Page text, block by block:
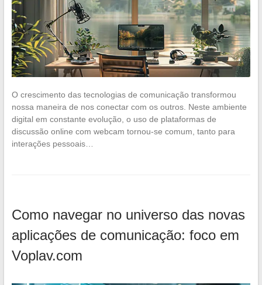
O crescimento das tecnologias de comunicação transformou
nossa maneira de nos conectar com os outros. Neste ambiente
digital em constante evolução, o uso de plataformas de
discussão online com webcam tornou-se comum, tanto para
interações pessoais…
Como navegar no universo das novas
aplicações de comunicação: foco em
Voplav.com